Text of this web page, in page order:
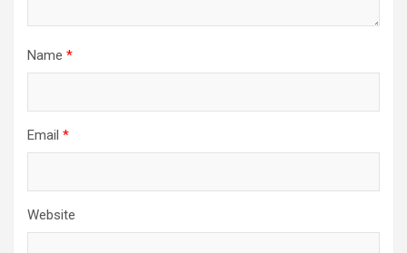
Name *
Email *
Website